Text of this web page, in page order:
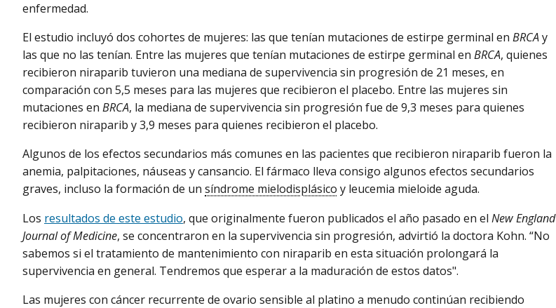
enfermedad.
El estudio incluyó dos cohortes de mujeres: las que tenían mutaciones de estirpe germinal en BRCAy
las que no las tenían. Entre las mujeres que tenían mutaciones de estirpe germinal en BRCA, quienes
recibieron niraparib tuvieron una mediana de supervivencia sin progresión de 21 meses, en
comparación con 5,5 meses para las mujeres que recibieron el placebo. Entre las mujeres sin
mutaciones en BRCA, la mediana de supervivencia sin progresión fue de 9,3 meses para quienes
recibieron niraparib y 3,9 meses para quienes recibieron el placebo.
Algunos de los efectos secundarios más comunes en las pacientes que recibieron niraparib fueron la
anemia, palpitaciones, náuseas y cansancio. El fármaco lleva consigo algunos efectos secundarios
graves, incluso la formación de un síndrome mielodisplásico y leucemia mieloide aguda.
Los resultados de este estudio, que originalmente fueron publicados el año pasado en el New England
Journal of Medicine, se concentraron en la supervivencia sin progresión, advirtió la doctora Kohn. “No
sabemos si el tratamiento de mantenimiento con niraparib en esta situación prolongará la
supervivencia en general. Tendremos que esperar a la maduración de estos datos".
Las mujeres con cáncer recurrente de ovario sensible al platino a menudo continúan recibiendo